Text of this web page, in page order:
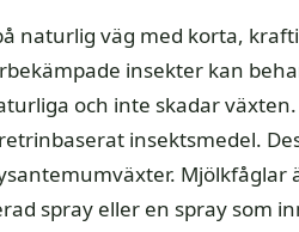
naturlig väg med korta,
insekter kan
och inte skadar
insektsmedel.
Mjölkfåglar
spray eller en spray som